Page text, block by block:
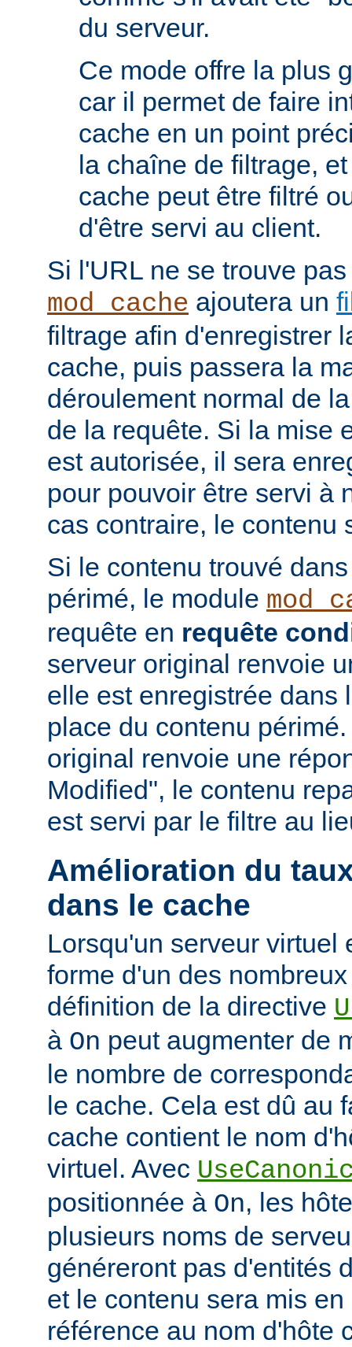
du serveur.
Ce mode offre la plus
car il permet de faire
cache en un point
la chaîne de filtrage,
cache peut être filtré
d'être servi au client.
Si l'URL ne se trouve
mod_cache ajoutera un
filtrage afin d'enregistrer
cache, puis passera la
déroulement normal de
de la requête. Si la mise
est autorisée, il sera
pour pouvoir être servi à
cas contraire, le contenu
Si le contenu trouvé
périmé, le module
requête en requête
serveur original renvoie
elle est enregistrée dans
place du contenu
original renvoie une
Modified", le contenu
est servi par le filtre au
Amélioration du
dans le cache
Lorsqu'un serveur virtuel
forme d'un des
définition de la directive
à On peut augmenter de
le nombre de
le cache. Cela est dû au
cache contient le nom
virtuel. Avec
positionnée à On, les
plusieurs noms de
généreront pas d'entités
et le contenu sera mis
référence au nom d'hôte